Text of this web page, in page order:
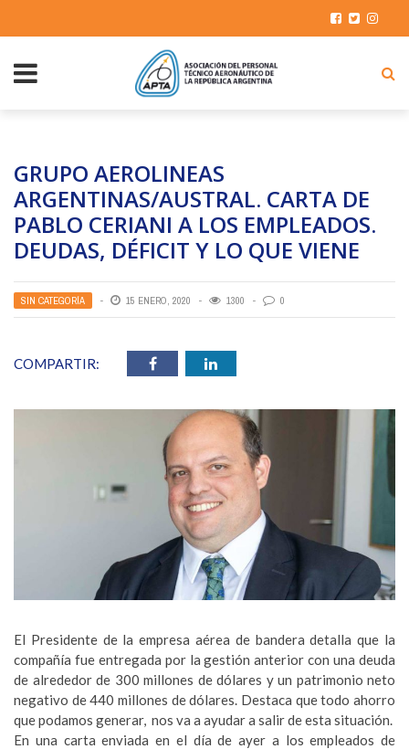
GRUPO AEROLINEAS
ARGENTINAS/AUSTRAL. CARTA DE
PABLO CERIANI A LOS EMPLEADOS.
DEUDAS, DÉFICIT Y LO QUE VIENE
SIN CATEGORÍA 15 ENERO, 2020 1300 0
COMPARTIR:
El Presidente de la empresa aérea de bandera detalla que la
compañía fue entregada por la gestión anterior con una deuda
de alrededor de 300 millones de dólares y un patrimonio neto
negativo de 440 millones de dólares. Destaca que todo ahorro
que podamos generar, nos va a ayudar a salir de esta situación.
En una carta enviada en el día de ayer a los empleados de